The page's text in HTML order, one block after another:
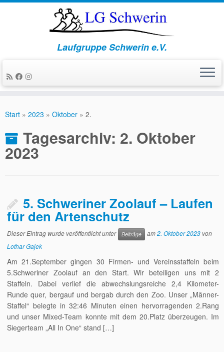
Inhalt
Laufgruppe Schwerin e.V.
Start » 2023 » Oktober » 2.
Tagesarchiv: 2. Oktober
2023
5. Schweriner Zoolauf – Laufen
für den Artenschutz
Dieser Eintrag wurde veröffentlicht unter Beiträge am2. Oktober 2023 von
Lothar Gajek
Am 21.September gingen 30 Firmen- und Vereinsstaffeln beim
5.Schweriner Zoolauf an den Start. Wir beteiligen uns mit 2
Staffeln. Dabei verlief die abwechslungsreiche 2,4 Kilometer-
Runde quer, bergauf und bergab durch den Zoo. Unser „Männer-
Staffel“ belegte in 32:46 Minuten einen hervorragenden 2.Rang
und unser Mixed-Team konnte mit dem 20.Platz überzeugen. Im
Siegerteam „All In One“ stand […]